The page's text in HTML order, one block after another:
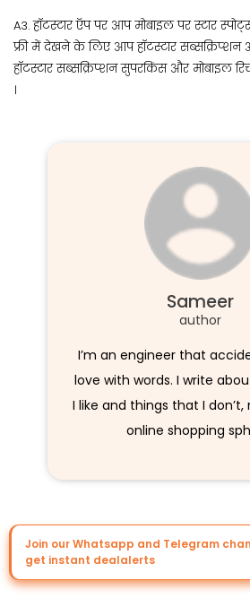
A3. हॉटस्टार ऍप पर आप मोबाइल पर स्टार
फ्री में देखने के लिए आप हॉटस्टार
हॉटस्टार सब्सक्रिप्शन सुपरकिंस और मोबाइल
।
Sameer
author
I’m an engineer that
love with words. I write
I like and things that I
online shopping
Join our Whatsapp and Telegram
get instant dealalerts